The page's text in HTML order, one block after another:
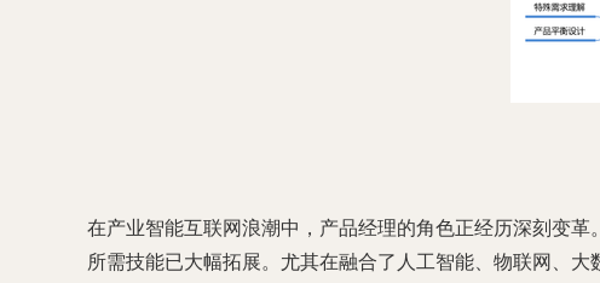
在产业智能互联网浪潮中，产品经理的角色正经历深刻变
所需技能已大幅拓展。尤其在融合了人工智能、物联网、